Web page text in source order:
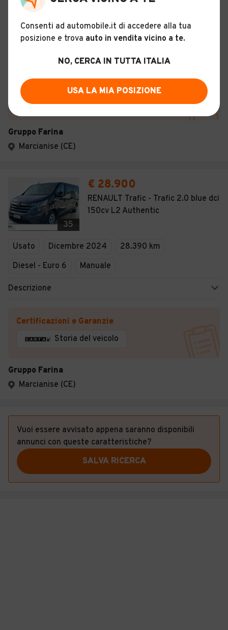
Aziendale
Diesel - Euro 6
Manuale
Certificazioni e Garanzie
Gruppo Farina
Marcianise (CE)
35
€ 28.900
RENAULT Trafic - Trafic 2.0 blue dci
150cv L2 Authentic
Usato Dicembre 2024
28.390 km
Diesel - Euro 6
Manuale
Descrizione
Certificazioni e Garanzie
Storia del veicolo
Gruppo Farina
Marcianise (CE)
Vuoi essere avvisato appena saranno disponibili
annunci con queste caratteristiche?
SALVA RICERCA
Consenti ad automobile.it di accedere alla tua
posizione e trova auto in vendita vicino a te.
NO, CERCA IN TUTTA ITALIA
USA LA MIA POSIZIONE